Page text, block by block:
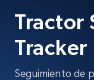
Tractor
Tracker
Seguimiento de